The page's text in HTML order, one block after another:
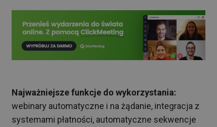
Najważniejsze funkcje do wykorzystania:
webinary automatyczne i na żądanie, integracja z
systemami płatności, automatyczne sekwencje